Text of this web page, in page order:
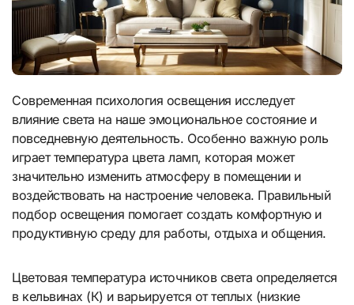
Современная психология освещения исследует
влияние света на наше эмоциональное состояние и
повседневную деятельность. Особенно важную роль
играет температура цвета ламп, которая может
значительно изменить атмосферу в помещении и
воздействовать на настроение человека. Правильный
подбор освещения помогает создать комфортную и
продуктивную среду для работы, отдыха и общения.
Цветовая температура источников света определяется
в кельвинах (К) и варьируется от теплых (низкие